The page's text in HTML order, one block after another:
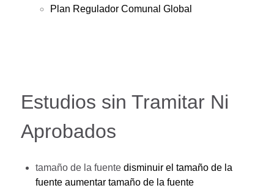
Plan Regulador Comunal Global
Estudios sin Tramitar Ni
Aprobados
tamaño de la fuente disminuir el tamaño de la
fuente aumentar tamaño de la fuente